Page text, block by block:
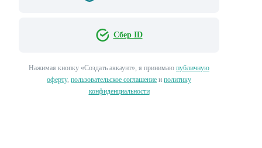
Сбер ID
Нажимая кнопку «‎Создать аккаунт»‎, я принимаю публичную
оферту, пользовательское соглашение и политику
конфиденциальности